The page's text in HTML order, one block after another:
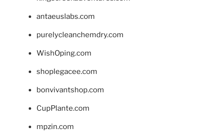
antaeuslabs.com
purelycleanchemdry.com
WishOping.com
shoplegacee.com
bonvivantshop.com
CupPlante.com
mpzin.com